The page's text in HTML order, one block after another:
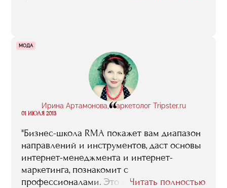
Я очень многому там научился, в том числе
и в плане раскрутки, продвижения бизнеса.
На занятия Назарова ходил с огромным
удовольствием, да и сейчас стараюсь их не
пропускать. Многих преподавателей могу с
благодарностью вспомнить: Семанову
Ольгу, например, ее лекции по меню-
инжинирингу мне очень пригодились"
МОДА
Ирина Артамонова, маркетолог Tripster.ru
“
01 ИЮЛЯ 2013
"Бизнес-школа RMA покажет вам диапазон
направлений и инструментов, даст основы
интернет-менеджмента и интернет-
маркетинга, познакомит с
профессионалами. Это немало, поверьте. И
Читать полностью